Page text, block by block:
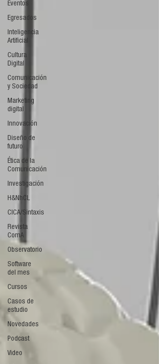
Eventos
Egresados
Inteligencia
Artificial
Cultura
Digital
Comunicación
y Sociedad
Marketing
digital
Innovación
Diseño de
futuro
Ética de la
Comunicación
Investigación
H&NhCL
CICA/Sintaxis
Revista
ComA
Observatorio
Software
del mes
Cursos
Casos de
estudio
Novedades
Podcast
Video